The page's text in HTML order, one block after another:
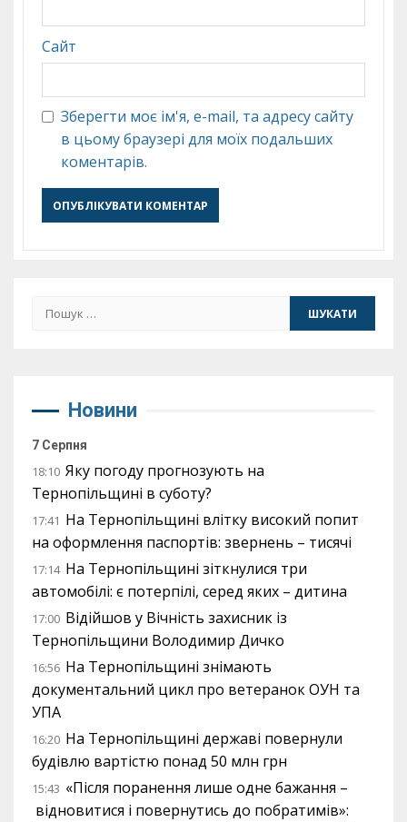
Сайт
Зберегти моє ім'я, e-mail, та адресу сайту
в цьому браузері для моїх подальших
коментарів.
Пошук:
Новини
7 Серпня
18:10 Яку погоду прогнозують на
Тернопільщині в суботу?
17:41 На Тернопільщині влітку високий попит
на оформлення паспортів: звернень – тисячі
17:14 На Тернопільщині зіткнулися три
автомобілі: є потерпілі, серед яких – дитина
17:00 Відійшов у Вічність захисник із
Тернопільщини Володимир Дичко
16:56 На Тернопільщині знімають
документальний цикл про ветеранок ОУН та
УПА
16:20 На Тернопільщині державі повернули
будівлю вартістю понад 50 млн грн
15:43 «Після поранення лише одне бажання –
відновитися і повернутись до побратимів»: